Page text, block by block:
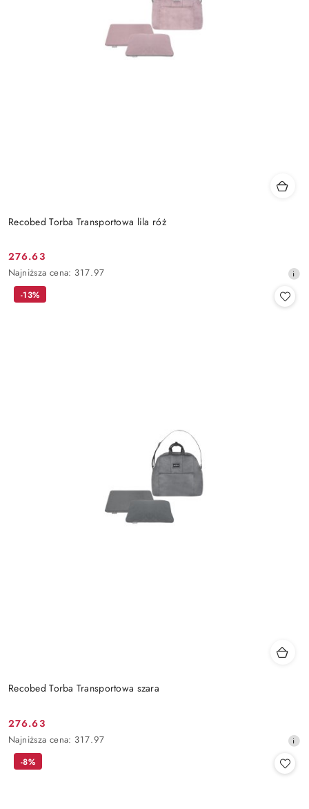
Recobed Torba Transportowa lila róż
Cena
promocyjna:
276.63
Najniższa
cena
Najniższa cena: 317.97
Recobed Torba Transportowa szara
Cena
promocyjna:
276.63
Najniższa
cena
Najniższa cena: 317.97
-13%
-8%